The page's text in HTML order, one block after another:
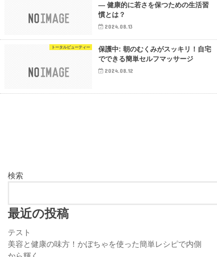
— 健康的に若さを保つための生活習
慣とは？
2024.08.13
トータルビューティー
保護中: 朝のむくみがスッキリ！自宅
でできる簡単セルフマッサージ
2024.08.12
検索
最近の投稿
テスト
美容と健康の味方！かぼちゃを使った簡単レシピで内側